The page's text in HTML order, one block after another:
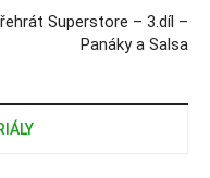
Superstore – 3.díl –
Panáky a Salsa